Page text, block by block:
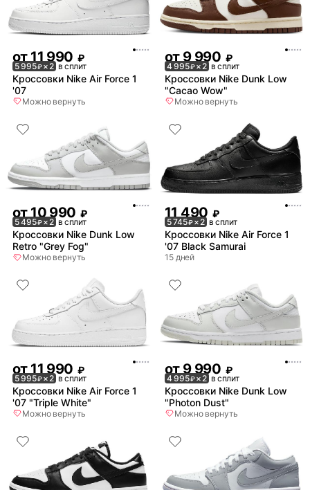
от 11 990 ₽
5 995₽× 2 в сплит
Кроссовки Nike Air Force 1
'07
Можно вернуть
от 9 990 ₽
4 995₽× 2 в сплит
Кроссовки Nike Dunk Low
"Cacao Wow"
Можно вернуть
от10 990 ₽
5 495₽× 2 в сплит
Кроссовки Nike Dunk Low
Retro "Grey Fog"
Можно вернуть
11 490 ₽
5 745₽× 2 в сплит
Кроссовки Nike Air Force 1
'07 Black Samurai
15 дней
от11 990 ₽
5 995₽× 2 в сплит
Кроссовки Nike Air Force 1
'07 "Triple White"
Можно вернуть
от9 990 ₽
4 995₽× 2 в сплит
Кроссовки Nike Dunk Low
"Photon Dust"
Можно вернуть